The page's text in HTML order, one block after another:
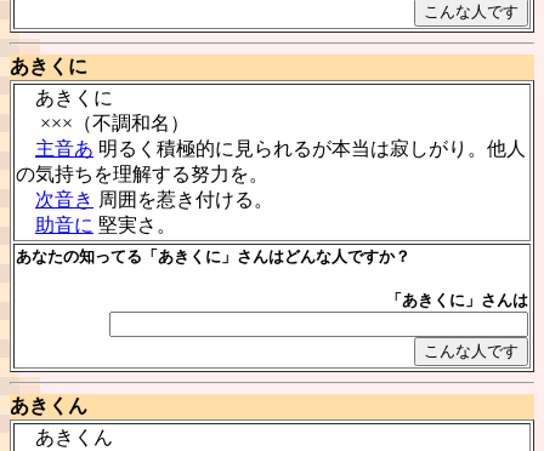
あきくに
あきくに
×××（不調和名）
主音あ 明るく積極的に見られるが本当は寂しがり。他人
の気持ちを理解する努力を。
次音き 周囲を惹き付ける。
助音に 堅実さ。
あなたの知ってる「あきくに」さんはどんな人ですか？
「あきくに」さんは
あきくん
あきくん